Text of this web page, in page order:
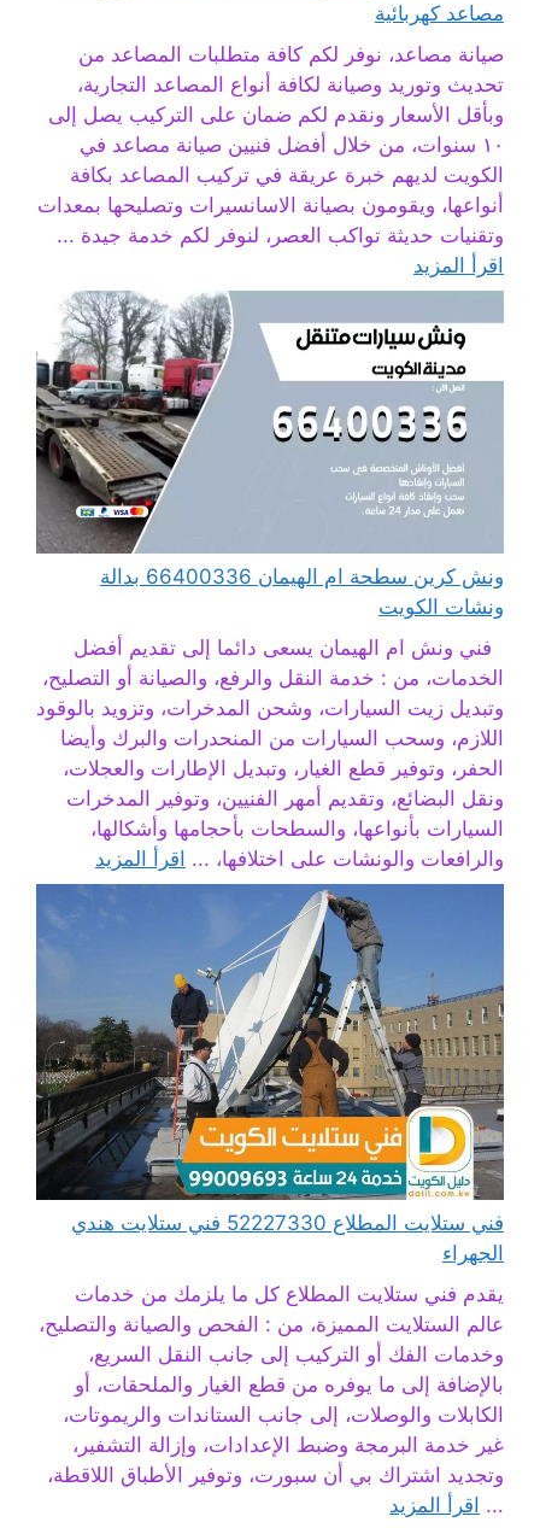
مصاعد كهربائية
صيانة مصاعد، نوفر لكم كافة متطلبات المصاعد من
تحديث وتوريد وصيانة لكافة أنواع المصاعد التجارية،
وبأقل الأسعار ونقدم لكم ضمان على التركيب يصل إلى
١٠ سنوات، من خلال أفضل فنيين صيانة مصاعد في
الكويت لديهم خبرة عريقة في تركيب المصاعد بكافة
أنواعها، ويقومون بصيانة الاسانسيرات وتصليحها بمعدات
وتقنيات حديثة تواكب العصر، لنوفر لكم خدمة جيدة ...
اقرأ المزيد
ونش كرين سطحة ام الهيمان 66400336 بدالة
ونشات الكويت
فني ونش ام الهيمان يسعى دائما إلى تقديم أفضل
الخدمات، من : خدمة النقل والرفع، والصيانة أو التصليح،
وتبديل زيت السيارات، وشحن المدخرات، وتزويد بالوقود
اللازم، وسحب السيارات من المنحدرات والبرك وأيضا
الحفر، وتوفير قطع الغيار، وتبديل الإطارات والعجلات،
ونقل البضائع، وتقديم أمهر الفنيين، وتوفير المدخرات
السيارات بأنواعها، والسطحات بأحجامها وأشكالها،
والرافعات والونشات على اختلافها، ... اقرأ المزيد
فني ستلايت المطلاع 52227330 فني ستلايت هندي
الجهراء
يقدم فني ستلايت المطلاع كل ما يلزمك من خدمات
عالم الستلايت المميزة، من : الفحص والصيانة والتصليح،
وخدمات الفك أو التركيب إلى جانب النقل السريع،
بالإضافة إلى ما يوفره من قطع الغيار والملحقات، أو
الكابلات والوصلات، إلى جانب الستاندات والريموتات،
غير خدمة البرمجة وضبط الإعدادات، وإزالة التشفير،
وتجديد اشتراك بي أن سبورت، وتوفير الأطباق اللاقطة،
... اقرأ المزيد